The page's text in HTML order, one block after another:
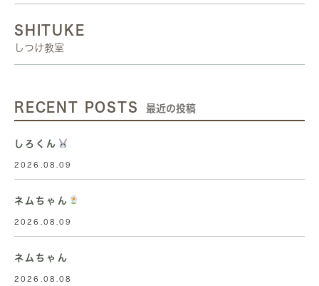
SHITUKE
しつけ教室
RECENT POSTS 最近の投稿
しろくん
2026.08.09
ネムちゃん
2026.08.09
ネムちゃん
2026.08.08